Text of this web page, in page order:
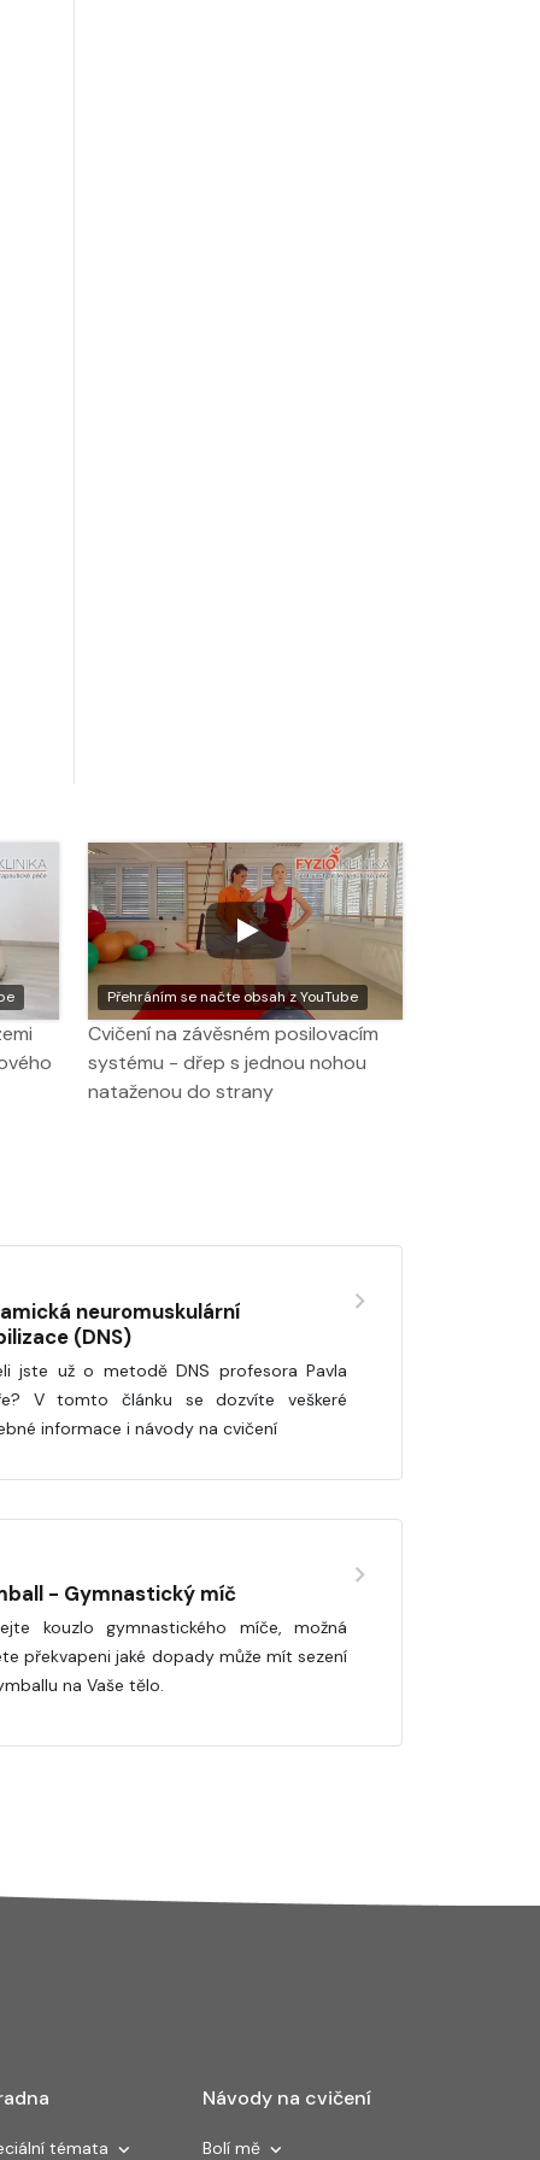
Přehráním se načte obsah z YouTube
Cvičení na závěsném posilovacím
systému - dřep s jednou nohou
nataženou do strany
neuromuskulární
(DNS)
jste už o metodě DNS profesora Pavla
V tomto článku se dozvíte veškeré
informace i návody na cvičení
- Gymnastický míč
kouzlo gymnastického míče, možná
překvapeni jaké dopady může mít sezení
na Vaše tělo.
témata
Návody na cvičení
Bolí mě